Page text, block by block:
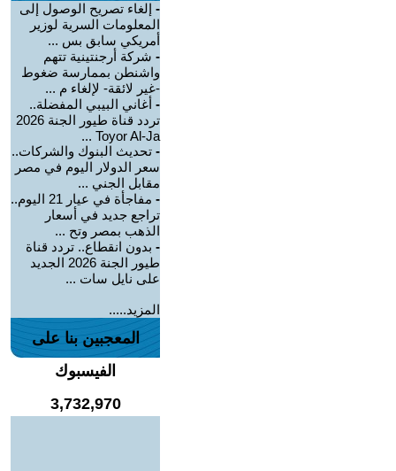
- إلغاء تصريح الوصول إلى
المعلومات السرية لوزير
أمريكي سابق بس ...
- شركة أرجنتينية تتهم
واشنطن بممارسة ضغوط
-غير لائقة- لإلغاء م ...
- أغاني البيبي المفضلة..
تردد قناة طيور الجنة 2026
Toyor Al-Ja ...
- تحديث البنوك والشركات..
سعر الدولار اليوم في مصر
مقابل الجني ...
-
مفاجأة في عيار 21 اليوم..
تراجع جديد في أسعار
الذهب بمصر وتح ...
- بدون انقطاع.. تردد قناة
طيور الجنة 2026 الجديد
على نايل سات ...
المزيد.....
المعجبين بنا على
الفيسبوك
3,732,970